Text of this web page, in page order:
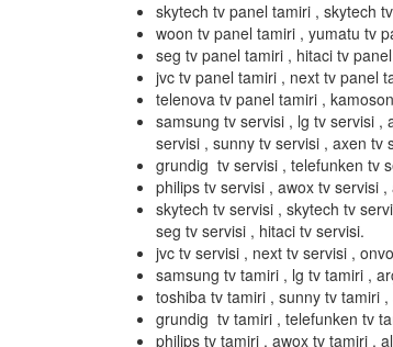
skytech tv panel tamiri , skytech
woon tv panel tamiri , yumatu tv
seg tv panel tamiri , hitaci tv
jvc tv panel tamiri , next tv panel
telenova tv panel tamiri ,
samsung tv servisi , lg tv servisi ,
servisi , sunny tv servisi , axen tv
grundig tv servisi , telefunken tv
philips tv servisi , awox tv servisi
skytech tv servisi , skytech tv
seg tv servisi , hitaci tv servisi.
jvc tv servisi , next tv servisi ,
samsung tv tamiri , lg tv tamiri ,
toshiba tv tamiri , sunny tv tamiri
grundig tv tamiri , telefunken tv
philips tv tamiri , awox tv tamiri ,